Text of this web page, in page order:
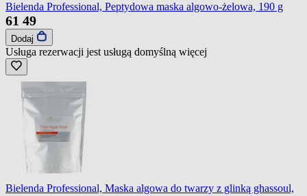
Bielenda Professional, Peptydowa maska algowo-żelowa, 190 g
61 49
Dodaj
Usługa rezerwacji jest usługą domyślną więcej
Bielenda Professional, Maska algowa do twarzy z glinką ghassoul,